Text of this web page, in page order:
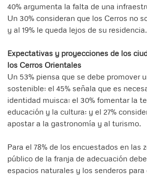
40% argumenta la falta de una
Un 30% consideran que los Cerros no
y al 19% le queda lejos de su residencia.
Expectativas y proyecciones de los
los Cerros Orientales
Un 53% piensa que se debe promover
sostenible; el 45% señala que es
identidad muisca; el 30% fomentar la
educación y la cultura; y el 27%
apostar a la gastronomía y al turismo.
Para el 78% de los encuestados en las
público de la franja de adecuación
espacios naturales y los senderos